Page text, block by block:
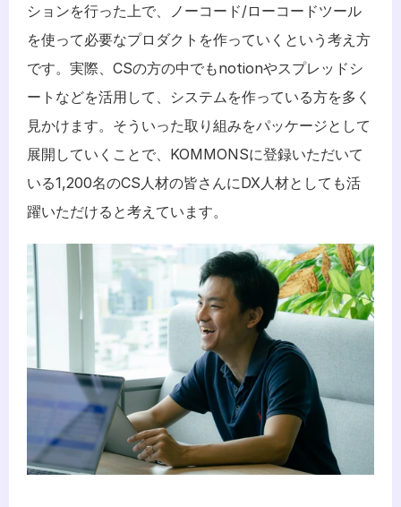
ションを行った上で、ノーコード/ローコードツール
を使って必要なプロダクトを作っていくという考え方
です。実際、CSの方の中でもnotionやスプレッドシ
ートなどを活用して、システムを作っている方を多く
見かけます。そういった取り組みをパッケージとして
展開していくことで、KOMMONSに登録いただいて
いる1,200名のCS人材の皆さんにDX人材としても活
躍いただけると考えています。